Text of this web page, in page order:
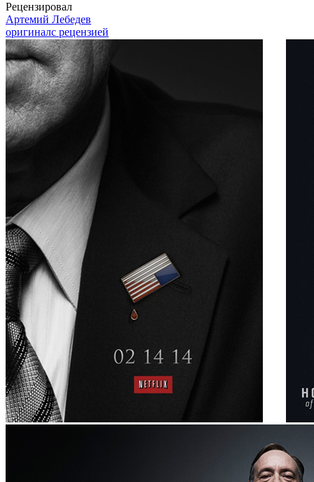
Рецензировал
Артемий Лебедев
оригиналс рецензией